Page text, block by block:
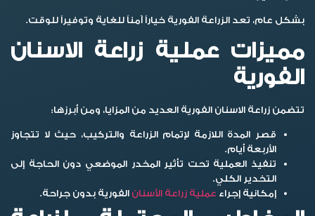
بشكل عام، تعد الزراعة الفورية خياراً آمناً للغاية وتوفيراً للوقت.
مميزات عملية زراعة الاسنان
الفورية
تتضمن زراعة الاسنان الفورية العديد من المزايا، ومن أبرزها:
قصر المدة اللازمة لإتمام الزراعة والتركيب، حيث لا تتجاوز
الأربعة أيام.
تنفيذ العملية تحت تأثير المخدر الموضعي دون الحاجة إلى
التخدير الكلي.
إمكانية إجراء عملية زراعة الأسنان الفورية بدون جراحة.